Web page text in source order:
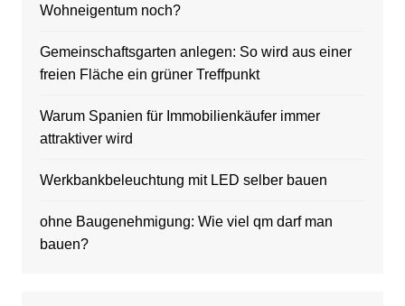
Wohneigentum noch?
Gemeinschaftsgarten anlegen: So wird aus einer
freien Fläche ein grüner Treffpunkt
Warum Spanien für Immobilienkäufer immer
attraktiver wird
Werkbankbeleuchtung mit LED selber bauen
ohne Baugenehmigung: Wie viel qm darf man
bauen?